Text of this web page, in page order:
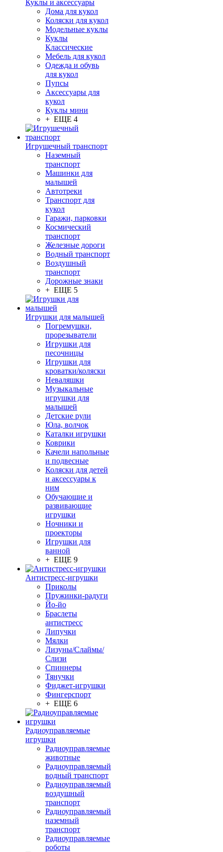
Куклы и аксессуары
Дома для кукол
Коляски для кукол
Модельные куклы
Куклы
Классические
Мебель для кукол
Одежда и обувь
для кукол
Пупсы
Аксессуары для
кукол
Куклы мини
+ ЕЩЕ 4
Игрушечный транспорт
Наземный
транспорт
Машинки для
малышей
Автотреки
Транспорт для
кукол
Гаражи, парковки
Космический
транспорт
Железные дороги
Водный транспорт
Воздушный
транспорт
Дорожные знаки
+ ЕЩЕ 5
Игрушки для малышей
Погремушки,
прорезыватели
Игрушки для
песочницы
Игрушки для
кроватки/коляски
Неваляшки
Музыкальные
игрушки для
малышей
Детские рули
Юла, волчок
Каталки игрушки
Коврики
Качели напольные
и подвесные
Коляски для детей
и аксессуары к
ним
Обучающие и
развивающие
игрушки
Ночники и
проекторы
Игрушки для
ванной
+ ЕЩЕ 9
Антистресс-игрушки
Приколы
Пружинки-радуги
Йо-йо
Браслеты
антистресс
Липучки
Мялки
Лизуны/Слаймы/
Слизи
Спиннеры
Тянучки
Фиджет-игрушки
Фингерспорт
+ ЕЩЕ 6
Радиоуправляемые
игрушки
Радиоуправляемые
животные
Радиоуправляемый
водный транспорт
Радиоуправляемый
воздушный
транспорт
Радиоуправляемый
наземный
транспорт
Радиоуправляемые
роботы